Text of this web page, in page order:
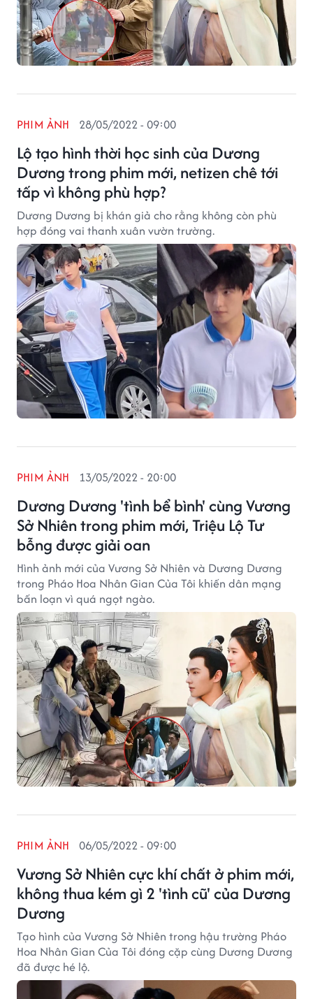
Lộ tạo hình thời học sinh của Dương
Dương trong phim mới, netizen chê tới
tấp vì không phù hợp?
PHIM ẢNH 28/05/2022 - 09:00
Dương Dương bị khán giả cho rằng không còn phù
hợp đóng vai thanh xuân vườn trường.
Dương Dương 'tình bể bình' cùng Vương
Sở Nhiên trong phim mới, Triệu Lộ Tư
bỗng được giải oan
PHIM ẢNH 13/05/2022 - 20:00
Hình ảnh mới của Vương Sở Nhiên và Dương Dương
trong Pháo Hoa Nhân Gian Của Tôi khiến dân mạng
bấn loạn vì quá ngọt ngào.
Vương Sở Nhiên cực khí chất ở phim mới,
không thua kém gì 2 'tình cũ' của Dương
Dương
PHIM ẢNH 06/05/2022 - 09:00
Tạo hình của Vương Sở Nhiên trong hậu trường Pháo
Hoa Nhân Gian Của Tôi đóng cặp cùng Dương Dương
đã được hé lộ.